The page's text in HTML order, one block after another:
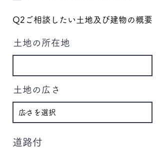
Q2ご相談したい土地及び建物の概要
土地の所在地
土地の広さ
道路付